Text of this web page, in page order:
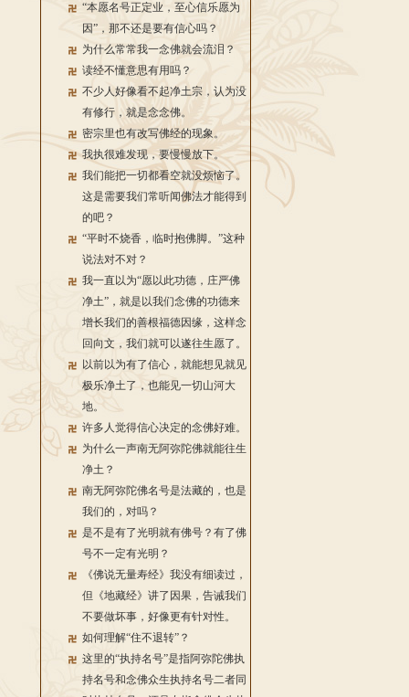
“本愿名号正定业，至心信乐愿为
因”，那不还是要有信心吗？
为什么常常我一念佛就会流泪？
读经不懂意思有用吗？
不少人好像看不起净土宗，认为没
有修行，就是念念佛。
密宗里也有改写佛经的现象。
我执很难发现，要慢慢放下。
我们能把一切都看空就没烦恼了。
这是需要我们常听闻佛法才能得到
的吧？
“平时不烧香，临时抱佛脚。”这种
说法对不对？
我一直以为“愿以此功德，庄严佛
净土”，就是以我们念佛的功德来
增长我们的善根福德因缘，这样念
回向文，我们就可以遂往生愿了。
以前以为有了信心，就能想见就见
极乐净土了，也能见一切山河大
地。
许多人觉得信心决定的念佛好难。
为什么一声南无阿弥陀佛就能往生
净土？
南无阿弥陀佛名号是法藏的，也是
我们的，对吗？
是不是有了光明就有佛号？有了佛
号不一定有光明？
《佛说无量寿经》我没有细读过，
但《地藏经》讲了因果，告诫我们
不要做坏事，好像更有针对性。
如何理解“住不退转”？
这里的“执持名号”是指阿弥陀佛执
持名号和念佛众生执持名号二者同